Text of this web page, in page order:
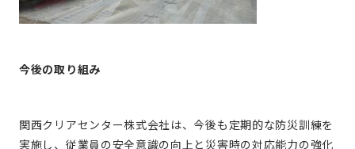
今後の取り組み
関西クリアセンター株式会社は、今後も定期的な防災訓練を
実施し、従業員の安全意識の向上と災害時の対応能力の強化